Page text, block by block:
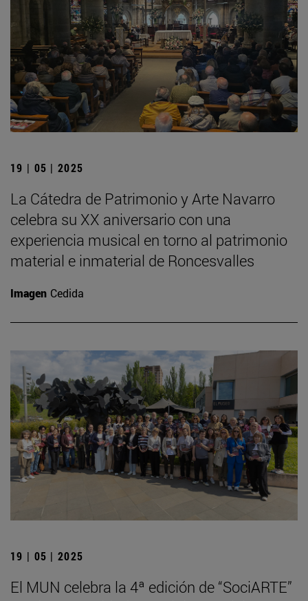
19 | 05 | 2025
La Cátedra de Patrimonio y Arte Navarro
celebra su XX aniversario con una
experiencia musical en torno al patrimonio
material e inmaterial de Roncesvalles
Imagen Cedida
19 | 05 | 2025
El MUN celebra la 4ª edición de “SociARTE”